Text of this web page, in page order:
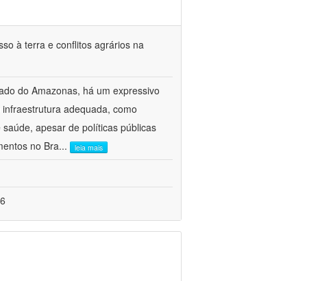
à terra e conflitos agrários na
do Amazonas, há um expressivo
adequada, como
apesar de políticas públicas
no Bra... leia mais